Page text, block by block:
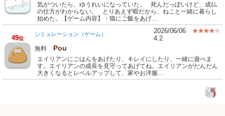
気がついたら、ゆうれいになっていた。 死んだっぽいけど、成仏
の仕方がわからない。 とりあえず暇だから、ねこと一緒に暮らし
始めた。【ゲーム内容】・猫にご飯をあげ…
49位
シミュレーション（ゲーム）
2026/06/06
4.2
無料 Pou
エイリアンにごはんをあげたり、キレイにしたり、一緒に遊べま
す。エイリアンの成長を見守ってあげてね。エイリアンがだんだん
大きくなるとレベルアップして、家やお洋服…